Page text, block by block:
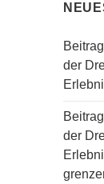
der
der